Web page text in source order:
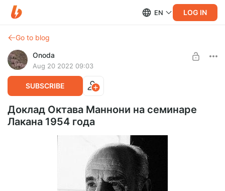
EN LOG IN
Go to blog
Onoda
Aug 20 2022 09:03
SUBSCRIBE
Доклад Октава Маннони на семинаре
Лакана 1954 года